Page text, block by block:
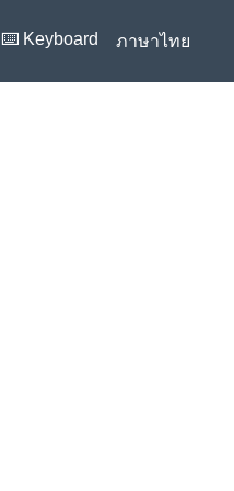
⌨️ Keyboard ภาษาไทย